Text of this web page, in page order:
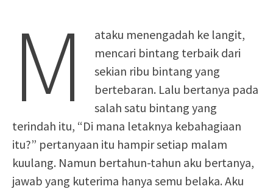
M
ataku menengadah ke langit,
mencari bintang terbaik dari
sekian ribu bintang yang
bertebaran. Lalu bertanya pada
salah satu bintang yang
terindah itu, “Di mana letaknya kebahagiaan
itu?” pertanyaan itu hampir setiap malam
kuulang. Namun bertahun-tahun aku bertanya,
jawab yang kuterima hanya semu belaka. Aku